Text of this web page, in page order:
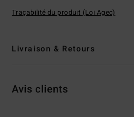
Traçabilité du produit (Loi Agec)
Livraison & Retours
Avis clients